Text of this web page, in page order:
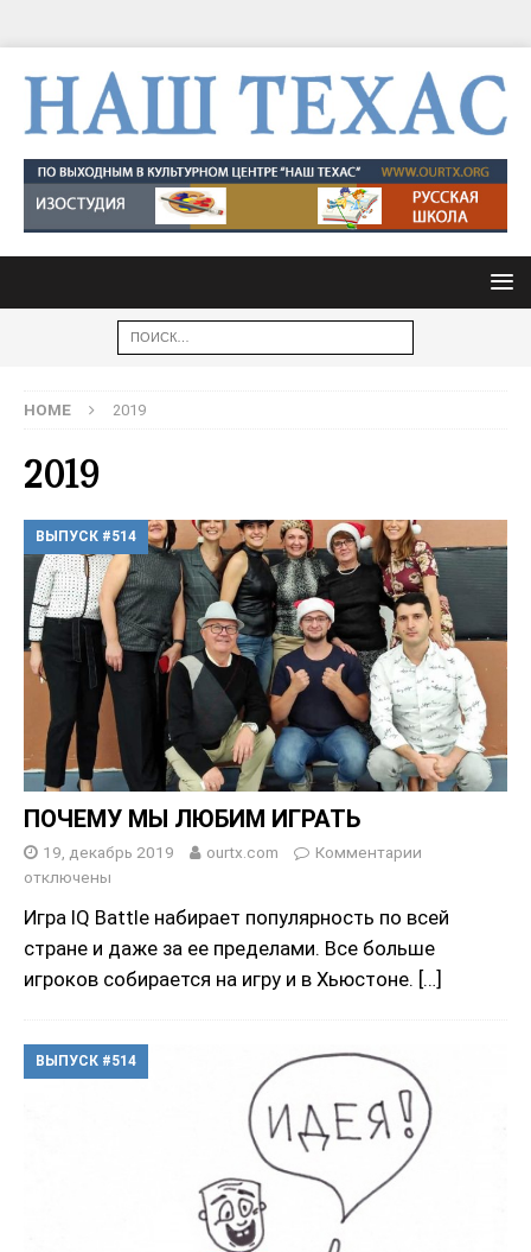
HOME 2019
2019
ВЫПУСК #514
ПОЧЕМУ МЫ ЛЮБИМ ИГРАТЬ
19, декабрь 2019 ourtx.com
Комментарии
отключены
Игра IQ Battle набирает популярность по всей
стране и даже за ее пределами. Все больше
игроков собирается на игру и в Хьюстоне. […]
ВЫПУСК #514